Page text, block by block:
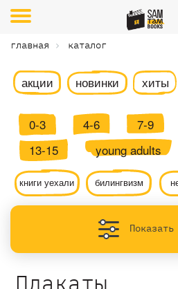
главная каталог
акции новинки хиты
0-3 4-6 7-9
13-15
young adults
книги уехали билингвизм
Плакаты